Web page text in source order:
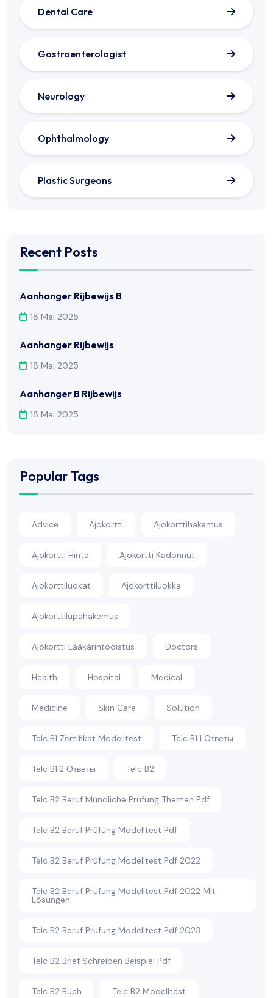
Dental Care
Gastroenterologist
Neurology
Ophthalmology
Plastic Surgeons
Recent Posts
Aanhanger Rijbewijs B
18 Mai 2025
Aanhanger Rijbewijs
18 Mai 2025
Aanhanger B Rijbewijs
18 Mai 2025
Popular Tags
Advice Ajokortti Ajokorttihakemus
Ajokortti Hinta Ajokortti Kadonnut
Ajokorttiluokat Ajokorttiluokka
Ajokorttilupahakemus
Ajokortti Lääkärintodistus Doctors
Health Hospital Medical
Medicine Skin Care Solution
Telc B1 Zertifikat Modelltest Telc B1.1 Ответы
Telc B1.2 Ответы Telc B2
Telc B2 Beruf Mündliche Prüfung Themen Pdf
Telc B2 Beruf Prüfung Modelltest Pdf
Telc B2 Beruf Prüfung Modelltest Pdf 2022
Telc B2 Beruf Prüfung Modelltest Pdf 2022 Mit
Lösungen
Telc B2 Beruf Prüfung Modelltest Pdf 2023
Telc B2 Brief Schreiben Beispiel Pdf
Telc B2 Buch Telc B2 Modelltest